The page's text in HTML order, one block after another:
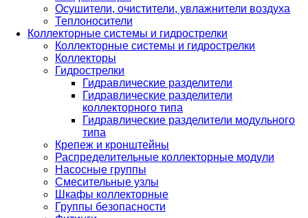
Осушители, очистители, увлажнители воздуха
Теплоносители
Коллекторные системы и гидрострелки
Коллекторные системы и гидрострелки
Коллекторы
Гидрострелки
Гидравлические разделители
Гидравлические разделители
коллекторного типа
Гидравлические разделители модульного
типа
Крепеж и кронштейны
Распределительные коллекторные модули
Насосные группы
Смесительные узлы
Шкафы коллекторные
Группы безопасности